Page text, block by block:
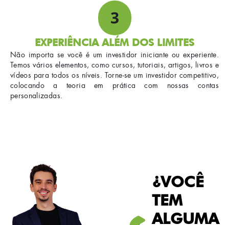
3
EXPERIÊNCIA ALÉM DOS LIMITES
Não importa se você é um investidor iniciante ou experiente.
Temos vários elementos, como cursos, tutoriais, artigos, livros e
vídeos para todos os níveis. Torne-se um investidor competitivo,
colocando a teoria em prática com nossas contas
personalizadas.
¿VOCÊ
TEM
ALGUMA